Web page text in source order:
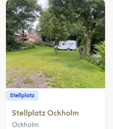
Stellplatz
Stellplatz Ockholm
Ockholm